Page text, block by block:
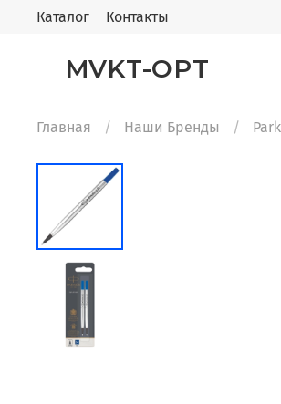
Каталог Контакты
MVKT-OPT
Главная Наши Бренды